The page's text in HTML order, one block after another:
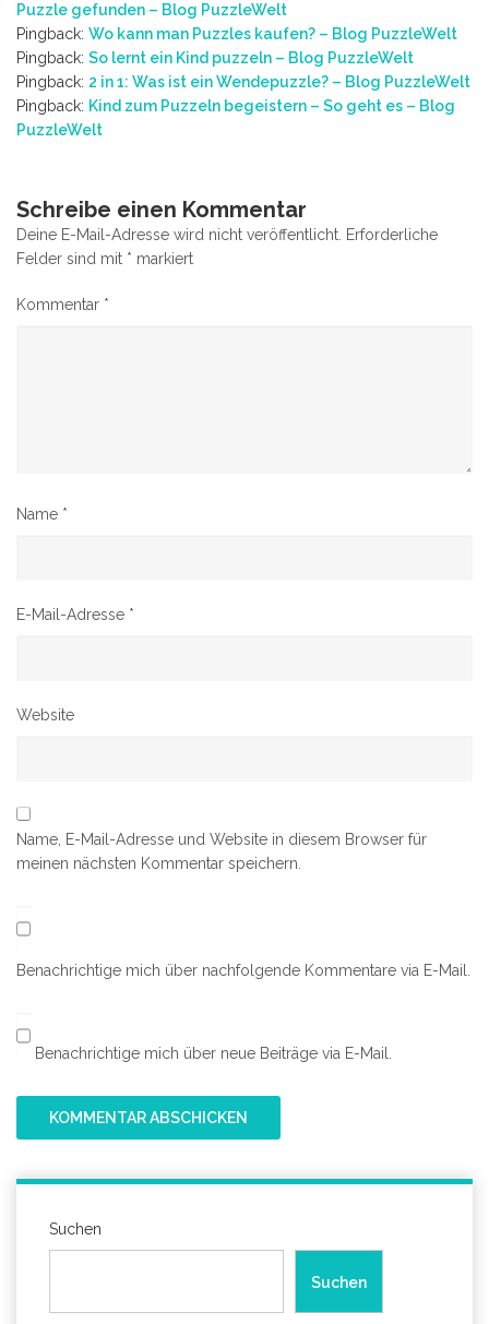
Puzzle gefunden – Blog PuzzleWelt
Pingback: Wo kann man Puzzles kaufen? – Blog PuzzleWelt
Pingback: So lernt ein Kind puzzeln – Blog PuzzleWelt
Pingback: 2 in 1: Was ist ein Wendepuzzle? – Blog PuzzleWelt
Pingback: Kind zum Puzzeln begeistern – So geht es – Blog
PuzzleWelt
Schreibe einen Kommentar
Deine E-Mail-Adresse wird nicht veröffentlicht. Erforderliche
Felder sind mit * markiert
Kommentar *
Name *
E-Mail-Adresse *
Website
Name, E-Mail-Adresse und Website in diesem Browser für
meinen nächsten Kommentar speichern.
Benachrichtige mich über nachfolgende Kommentare via E-Mail.
Benachrichtige mich über neue Beiträge via E-Mail.
Suchen
Suchen